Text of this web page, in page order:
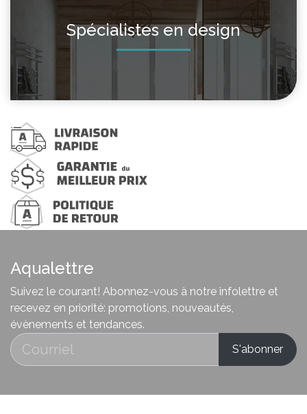
Spécialistes en design
Aqualettre
Suivez le courant! Abonnez-vous à notre infolettre et
recevez en priorité: promotions, nouveautés,
évènements et tendances.